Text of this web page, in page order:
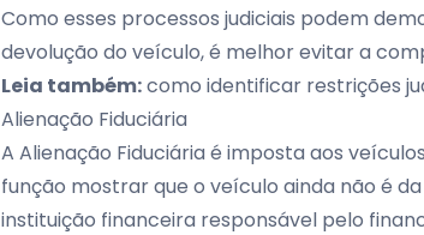
Como esses processos judiciais podem
devolução do veículo, é melhor evitar a
Leia também:como identificar restrições
Alienação Fiduciária
A Alienação Fiduciária é imposta aos
função mostrar que o veículo ainda não é
instituição financeira responsável pelo